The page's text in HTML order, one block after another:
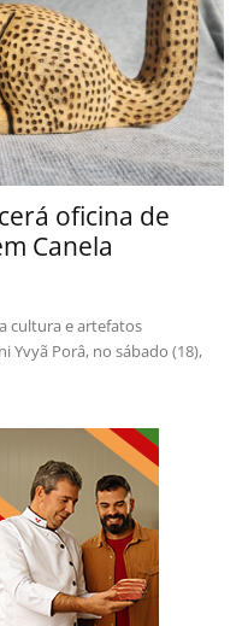
oficina de
Canela
cultura e artefatos
Yvyã Porâ, no sábado (18),